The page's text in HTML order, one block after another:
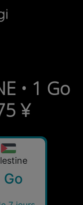
Bas de page
• 1 Go
¥
Go